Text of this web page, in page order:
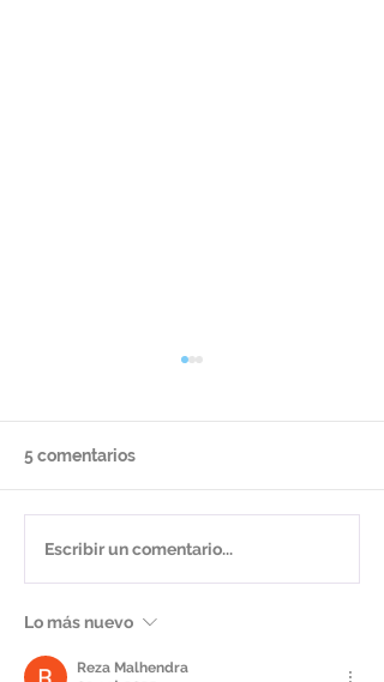
Anuario 2025
5 comentarios
Escribir un comentario...
Lo más nuevo
Reza Malhendra